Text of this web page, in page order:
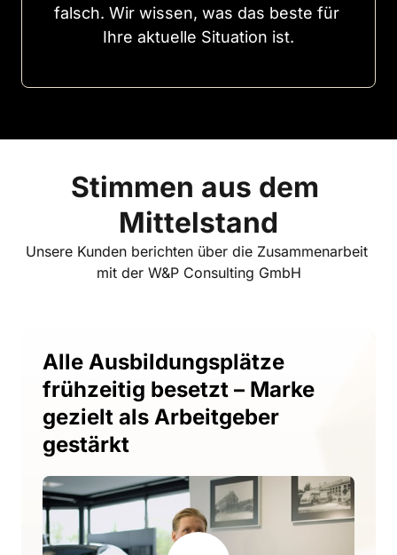
falsch. Wir wissen, was das beste
für
Ihre aktuelle Situation ist.
Stimmen aus dem
Mittelstand
Unsere Kunden berichten über die Zusammenarbeit
mit der W&P Consulting GmbH
Alle Ausbildungsplätze
frühzeitig besetzt – Marke
gezielt als Arbeitgeber
gestärkt